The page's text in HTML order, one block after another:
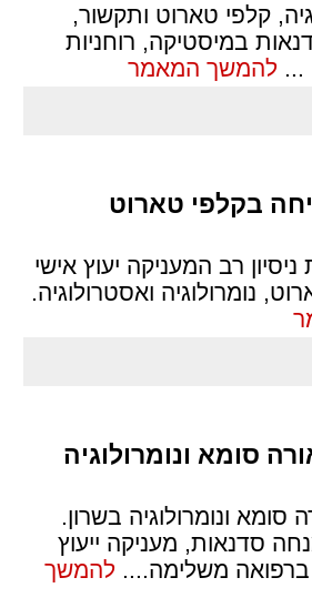
קלפי טארוט ותקשור,
במיסטיקה, רוחניות
... להמשך המאמר
בקלפי טארוט
רב המעניקה יעוץ אישי
נומרולוגיה ואסטרולוגיה.
סומא ונומרולוגיה
סומא ונומרולוגיה בשרון.
סדנאות, מעניקה ייעוץ
ברפואה משלימה.... להמשך